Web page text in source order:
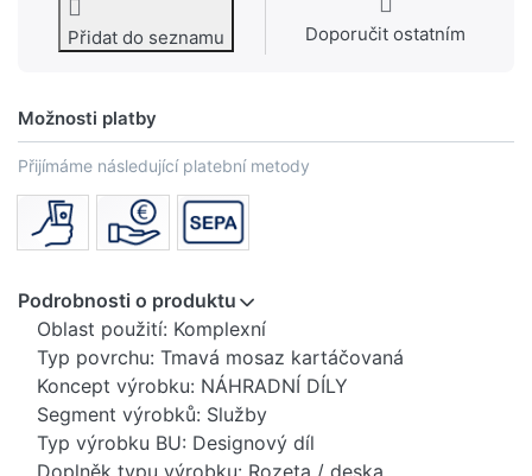
Přidat do seznamu Doporučit ostatním
Možnosti platby
Přijímáme následující platební metody
Podrobnosti o produktu
Oblast použití: Komplexní
Typ povrchu: Tmavá mosaz kartáčovaná
Koncept výrobku: NÁHRADNÍ DÍLY
Segment výrobků: Služby
Typ výrobku BU: Designový díl
Doplněk typu výrobku: Rozeta / deska